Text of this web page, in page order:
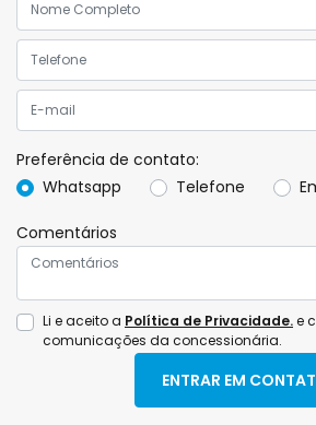
Preferência de contato:
Whatsapp
Telefone
Comentários
Li e aceito a Política de Privacidade.e
comunicações da concessionária.
ENTRAR EM